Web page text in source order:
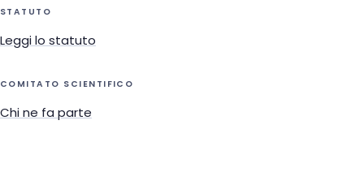
STATUTO
Leggi lo statuto
COMITATO SCIENTIFICO
Chi ne fa parte